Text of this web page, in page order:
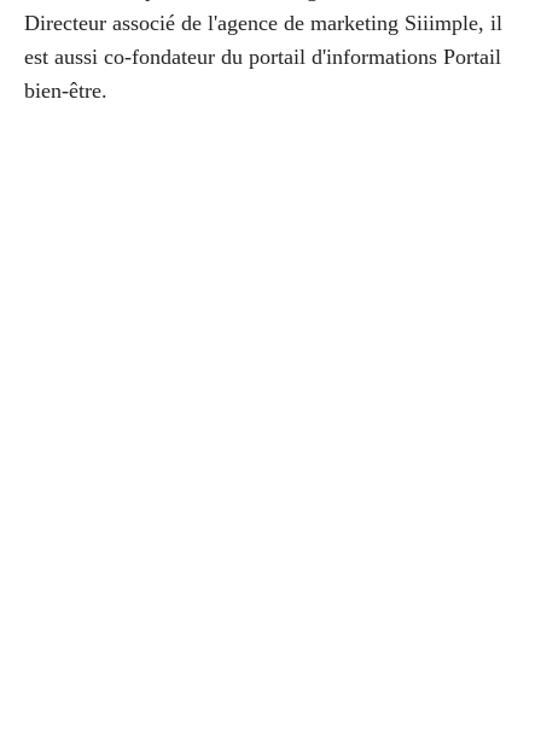
Directeur associé de l'agence de marketing Siiimple, il
est aussi co-fondateur du portail d'informations Portail
bien-être.